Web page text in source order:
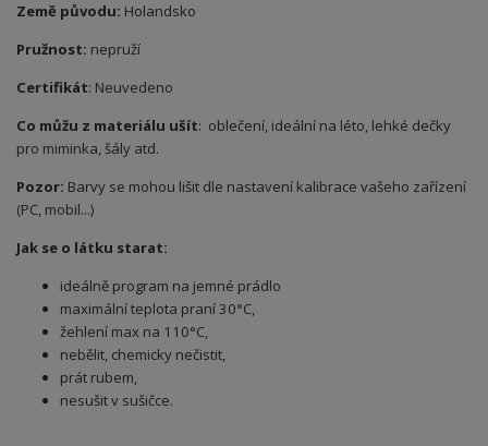
Země původu: Holandsko
Pružnost: nepruží
Certifikát: Neuvedeno
Co můžu z materiálu ušít: oblečení, ideální na léto, lehké dečky
pro miminka, šály atd.
Pozor: Barvy se mohou lišit dle nastavení kalibrace vašeho zařízení
(PC, mobil...)
Jak se o látku starat:
ideálně program na jemné prádlo
maximální teplota praní 30°C,
žehlení max na 110°C,
nebělit, chemicky nečistit,
prát rubem,
nesušit v sušičce.